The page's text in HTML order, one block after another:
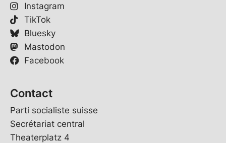
Instagram
TikTok
Bluesky
Mastodon
Facebook
Contact
Parti socialiste suisse
Secrétariat central
Theaterplatz 4